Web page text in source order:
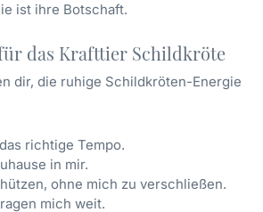
ist ihre Botschaft.
das Krafttier Schildkröte
dir, die ruhige Schildkröten-Energie
richtige Tempo.
in mir.
ohne mich zu verschließen.
mich weit.